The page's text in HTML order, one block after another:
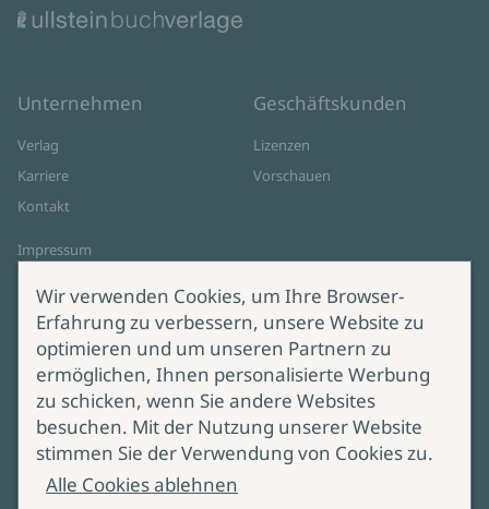
Unternehmen
Verlag
Karriere
Kontakt
Impressum
Cookie-Einstellungen
AGB Online Shop
Geschäftskunden
Lizenzen
Vorschauen
Service
Lieferung & Versand
Produktsicherheit
Bei Fragen zur Produktsicherheit
wenden Sie sich bitte an
Wir verwenden Cookies, um Ihre Browser-
Erfahrung zu verbessern, unsere Website zu
optimieren und um unseren Partnern zu
ermöglichen, Ihnen personalisierte Werbung
zu schicken, wenn Sie andere Websites
besuchen. Mit der Nutzung unserer Website
stimmen Sie der Verwendung von Cookies zu.
Alle Cookies ablehnen